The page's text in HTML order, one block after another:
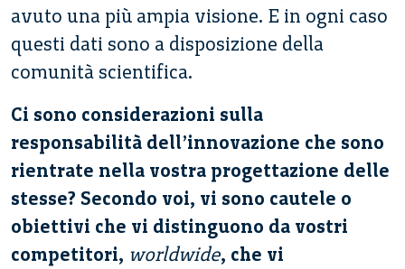
avuto una più ampia visione. E in ogni caso
questi dati sono a disposizione della
comunità scientifica.
Ci sono considerazioni sulla
responsabilità dell’innovazione che sono
rientrate nella vostra progettazione delle
stesse? Secondo voi, vi sono cautele o
obiettivi che vi distinguono da vostri
competitori, worldwide, che vi